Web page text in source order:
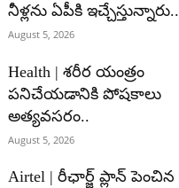
నీళ్లను ఏపీకి ఇచ్చేస్తున్నారు..
August 5, 2026
Health | శరీర యంత్రం
పనిచేయడానికి పోషకాలు
అత్యవసరం..
August 5, 2026
Airtel | రీఛార్జ్ ప్లాన్ పెంచిన